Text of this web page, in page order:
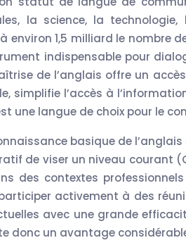
la science, la
environ 1,5 milliard le nombre
indispensable pour
de l’anglais offre un
simplifie l’accès à
une langue de choix pour le
basique de
de viser un niveau courant
des contextes
activement à des
avec une grande
donc un avantage